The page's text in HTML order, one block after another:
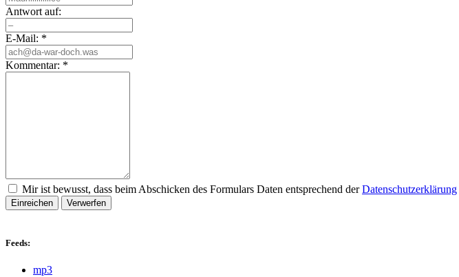
Antwort auf:
E-Mail: *
Kommentar: *
Mir ist bewusst, dass beim Abschicken des Formulars Daten entsprechend derDatenschutzerklärung
Einreichen Verwerfen
Feeds:
mp3